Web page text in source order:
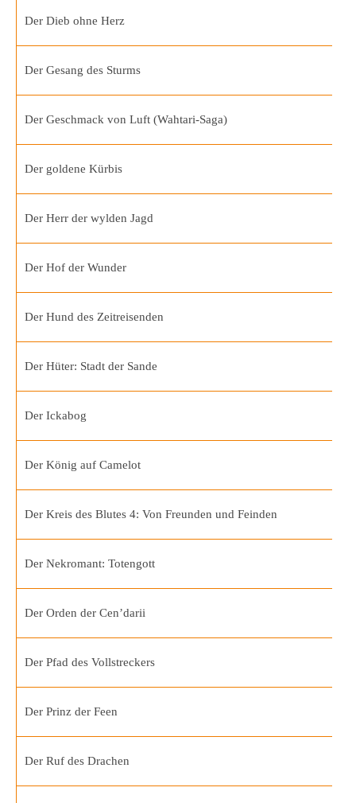
Der Dieb ohne Herz
Der Gesang des Sturms
Der Geschmack von Luft (Wahtari-Saga)
Der goldene Kürbis
Der Herr der wylden Jagd
Der Hof der Wunder
Der Hund des Zeitreisenden
Der Hüter: Stadt der Sande
Der Ickabog
Der König auf Camelot
Der Kreis des Blutes 4: Von Freunden und Feinden
Der Nekromant: Totengott
Der Orden der Cen’darii
Der Pfad des Vollstreckers
Der Prinz der Feen
Der Ruf des Drachen